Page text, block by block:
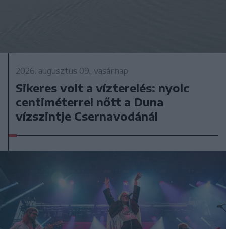
2026. augusztus 09., vasárnap
Sikeres volt a vízterelés: nyolc
centiméterrel nőtt a Duna
vízszintje Csernavodánál